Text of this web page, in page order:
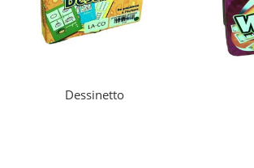
Dessinetto